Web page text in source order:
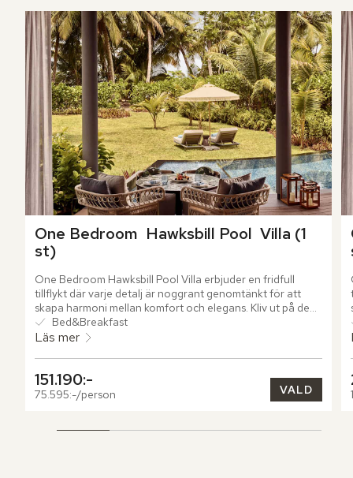
One Bedroom  Hawksbill Pool  Villa (1
st)
One Bedroom Hawksbill Pool Villa erbjuder en fridfull
tillflykt där varje detalj är noggrant genomtänkt för att
skapa harmoni mellan komfort och elegans. Kliv ut på den
rymliga terrassen och låt den ljumma havsbrisen svepa
över dig medan du njuter av din favoritdrink.
Bed&Breakfast
Läs mer
151.190:-
75.595:-/person VALD